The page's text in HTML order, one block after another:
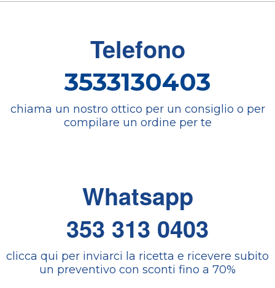
Telefono
3533130403
chiama un nostro ottico per un consiglio o per
compilare un ordine per te
Whatsapp
353 313 0403
clicca qui per inviarci la ricetta e ricevere subito
un preventivo con sconti fino a 70%